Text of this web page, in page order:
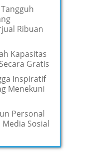
Ribuan
Kapasitas
Gratis
Inspiratif
Menekuni
Personal
Sosial